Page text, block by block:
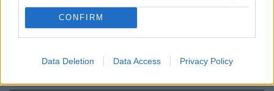
CONFIRM
Data Deletion Data Access Privacy Policy
Το μέλλον της τεχνολογίας
27.07.2026, 06:00
03.08.2026, 10:56